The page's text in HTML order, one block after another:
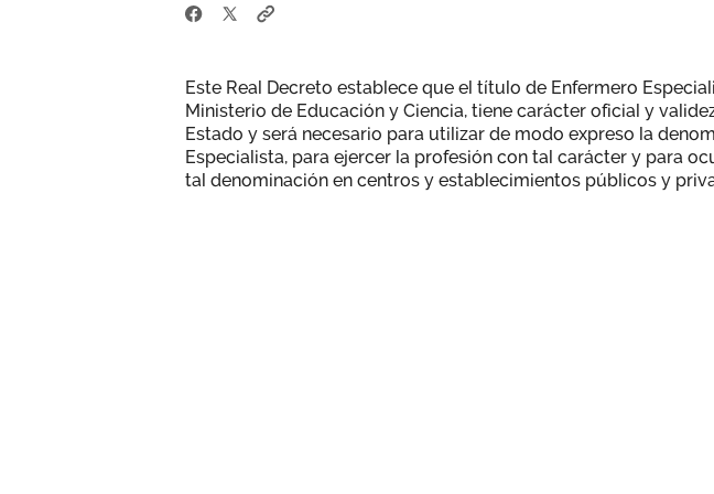
Este Real Decreto establece que el título de Enfermero
Ministerio de Educación y Ciencia, tiene carácter oficial y
Estado y será necesario para utilizar de modo expreso la
Especialista, para ejercer la profesión con tal carácter y para
tal denominación en centros y establecimientos públicos y